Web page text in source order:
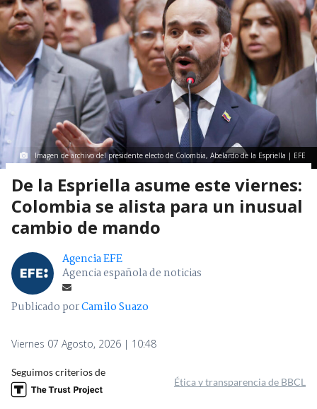
Imagen de archivo del presidente electo de Colombia, Abelardo de la Espriella | EFE
De la Espriella asume este viernes:
Colombia se alista para un inusual
cambio de mando
Agencia EFE
Agencia española de noticias
Publicado porCamilo Suazo
Viernes 07 Agosto, 2026 | 10:48
Seguimos criterios de
Ética y transparencia de BBCL